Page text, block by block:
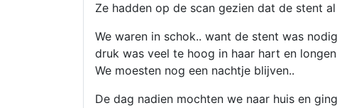
Ze hadden op de scan gezien dat de stent
We waren in schok.. want de stent was
druk was veel te hoog in haar hart en
We moesten nog een nachtje blijven..
De dag nadien mochten we naar huis en